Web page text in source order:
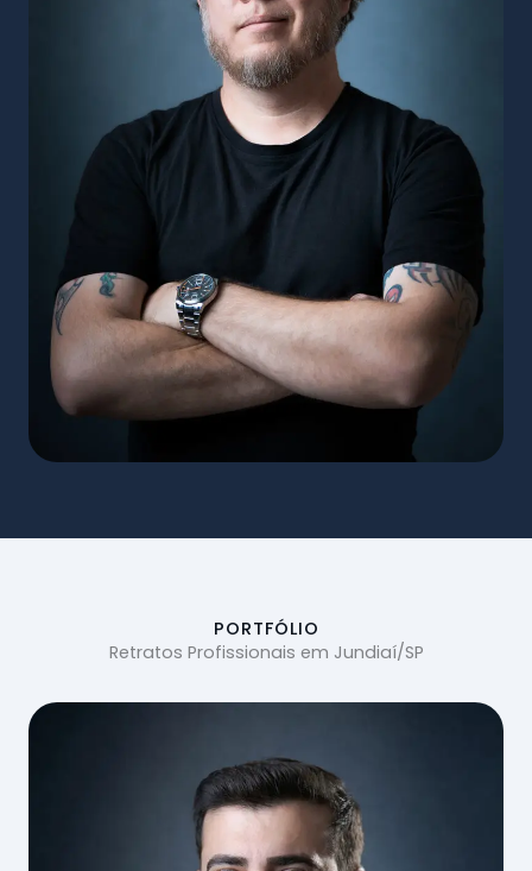
PORTFÓLIO
Retratos Profissionais em Jundiaí/SP